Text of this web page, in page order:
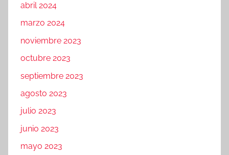
abril 2024
marzo 2024
noviembre 2023
octubre 2023
septiembre 2023
agosto 2023
julio 2023
junio 2023
mayo 2023